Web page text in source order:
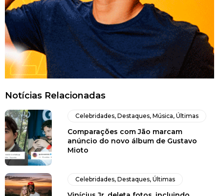
Notícias Relacionadas
Celebridades,Destaques,Música,Últimas
Comparações com Jão marcam
anúncio do novo álbum de Gustavo
Mioto
Celebridades,Destaques,Últimas